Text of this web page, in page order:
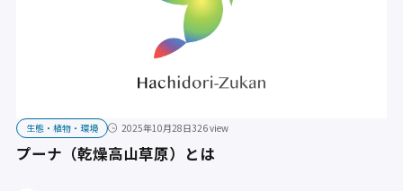
生態・植物・環境 2025年10月28日326 view
プーナ（乾燥高山草原）とは